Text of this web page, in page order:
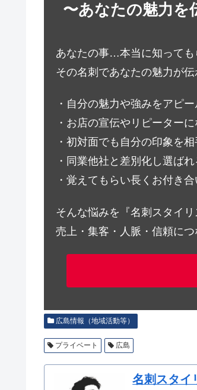
〜あなたの魅力を
あなたの事…本当に知っても
その名刺であなたの魅力が伝
・自分の魅力や強みをアピ
・お店の宣伝やリピーター
・初対面でも自分の印象を
・同業他社と差別化し選ば
・覚えてもらい長くお付き
そんな悩みを『名刺スタイ
売上・集客・人脈・信頼に
広島情報（地域活動等）
プライベート 広島
名刺スタイ